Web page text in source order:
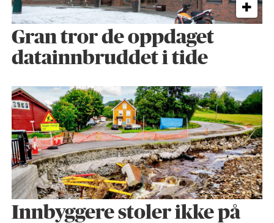
Gran tror de oppdaget
datainnbruddet i tide
Innbyggere stoler ikke på